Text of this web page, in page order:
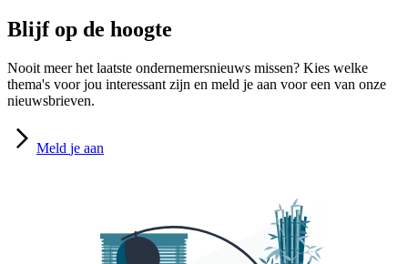
Blijf op de hoogte
Nooit meer het laatste ondernemersnieuws missen? Kies welke
thema's voor jou interessant zijn en meld je aan voor een van onze
nieuwsbrieven.
Meld je aan